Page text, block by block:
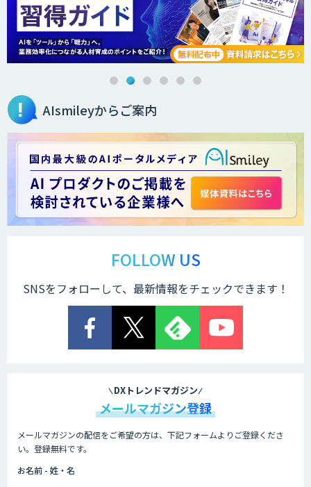
AIsmileyからご案内
FOLLOW US
SNSをフォローして、最新情報をチェックできます！
DXトレンドマガジン
メールマガジン登録
メールマガジンの配信をご希望の方は、下記フォームよりご登録くださ
い。登録無料です。
お名前 - 姓・名